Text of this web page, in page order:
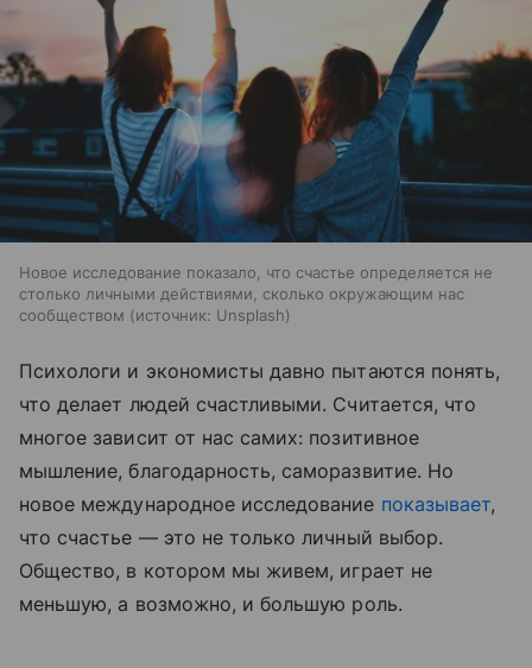
Новое исследование показало, что счастье определяется не
столько личными действиями, сколько окружающим нас
сообществом
источник: Unsplash
Психологи и экономисты давно пытаются понять,
что делает людей счастливыми. Считается, что
многое зависит от нас самих: позитивное
мышление, благодарность, саморазвитие. Но
новое международное исследование показывает,
что счастье — это не только личный выбор.
Общество, в котором мы живем, играет не
меньшую, а возможно, и большую роль.